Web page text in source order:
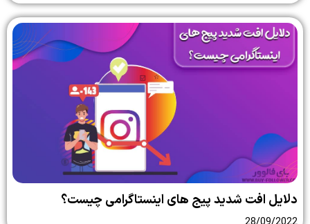
دلایل افت شدید پیج های اینستاگرامی چیست؟